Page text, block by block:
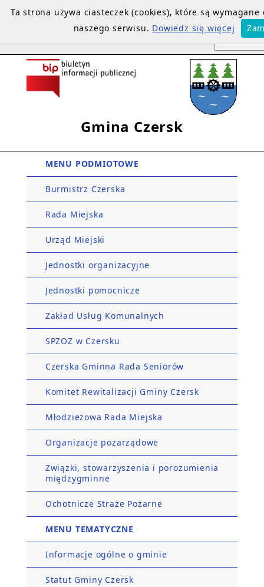
Gmina Czersk
MENU PODMIOTOWE
Burmistrz Czerska
Rada Miejska
Urząd Miejski
Jednostki organizacyjne
Jednostki pomocnicze
Zakład Usług Komunalnych
SPZOZ w Czersku
Czerska Gminna Rada Seniorów
Komitet Rewitalizacji Gminy Czersk
Młodzieżowa Rada Miejska
Organizacje pozarządowe
Związki, stowarzyszenia i porozumienia
międzygminne
Ochotnicze Straże Pożarne
MENU TEMATYCZNE
Informacje ogólne o gminie
Statut Gminy Czersk
Ta strona używa ciasteczek (cookies), które są
naszego serwisu. Dowiedz się więcej